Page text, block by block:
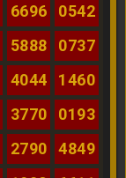
6696
0542
5888
0737
4044
1460
3770
0193
2790
4849